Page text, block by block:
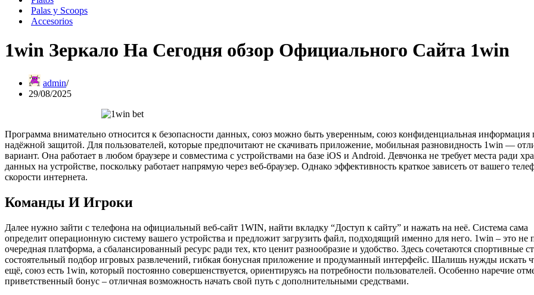
Palas y Scoops
Accesorios
1win Зеркало На Сегодня обзор Официального Сайта 1win
admin
29/08/2025
Программа внимательно относится к безопасности данных, союз можно быть уверенным, союз конфиденциальная информация
надёжной защитой. Для пользователей, которые предпочитают не скачивать приложение, мобильная разновидность 1win —
вариант. Она работает в любом браузере и совместима с устройствами на базе iOS и Android. Девчонка не требует места ради
данных на устройстве, поскольку работает напрямую через веб-браузер. Однако эффективность краткое зависеть от вашего
скорости интернета.
Команды И Игроки
Далее нужно зайти с телефона на официальный веб-сайт 1WIN, найти вкладку “Доступ к сайту” и нажать на неё. Система сама
определит операционную систему вашего устройства и предложит загрузить файл, подходящий именно для него. 1win – это не
очередная платформа, а сбалансированный ресурс ради тех, кто ценит разнообразие и удобство. Здесь сочетаются спортивные
состоятельный подбор игровых развлечений, гибкая бонусная приложение и продуманный интерфейс. Шалишь нужды искать
ещё, союз есть 1win, который постоянно совершенствуется, ориентируясь на потребности пользователей. Особенно наречие
приветственный бонус – отличная возможность начать свой путь с дополнительными средствами.